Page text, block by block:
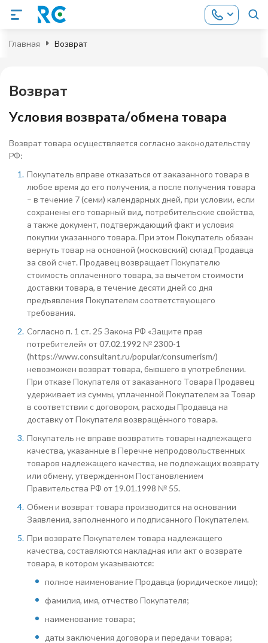
Главная Возврат
Возврат
Условия возврата/обмена товара
Возврат товара осуществляется согласно законодательству
РФ:
Покупатель вправе отказаться от заказанного товара в
любое время до его получения, а после получения товара
– в течение 7 (семи) календарных дней, при условии, если
сохранены его товарный вид, потребительские свойства,
а также документ, подтверждающий факт и условия
покупки указанного товара. При этом Покупатель обязан
вернуть товар на основной (московский) склад Продавца
за свой счет. Продавец возвращает Покупателю
стоимость оплаченного товара, за вычетом стоимости
доставки товара, в течение десяти дней со дня
предъявления Покупателем соответствующего
требования.
Согласно п. 1 ст. 25 Закона РФ «Защите прав
потребителей» от 07.02.1992 № 2300-1
(https://www.consultant.ru/popular/consumerism/)
невозможен возврат товара, бывшего в употреблении.
При отказе Покупателя от заказанного Товара Продавец
удерживает из суммы, уплаченной Покупателем за Товар
в соответствии с договором, расходы Продавца на
доставку от Покупателя возвращённого товара.
Покупатель не вправе возвратить товары надлежащего
качества, указанные в Перечне непродовольственных
товаров надлежащего качества, не подлежащих возврату
или обмену, утвержденном Постановлением
Правительства РФ от 19.01.1998 № 55.
Обмен и возврат товара производится на основании
Заявления, заполненного и подписанного Покупателем.
При возврате Покупателем товара надлежащего
качества, составляются накладная или акт о возврате
товара, в котором указываются:
полное наименование Продавца (юридическое лицо);
фамилия, имя, отчество Покупателя;
наименование товара;
даты заключения договора и передачи товара;